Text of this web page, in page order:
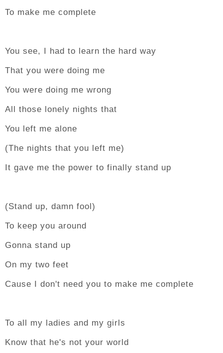
To make me complete
You see, I had to learn the hard way
That you were doing me
You were doing me wrong
All those lonely nights that
You left me alone
(The nights that you left me)
It gave me the power to finally stand up
(Stand up, damn fool)
To keep you around
Gonna stand up
On my two feet
Cause I don't need you to make me complete
To all my ladies and my girls
Know that he's not your world